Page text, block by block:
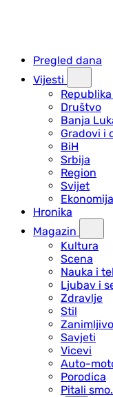
Pregled dana
Vijesti
Društvo
Banja
Gradovi i
BiH
Srbija
Region
Svijet
Ekonomija
Hronika
Magazin
Kultura
Scena
Nauka i
Ljubav i
Zdravlje
Stil
Savjeti
Vicevi
Auto-
Porodica
Pitali